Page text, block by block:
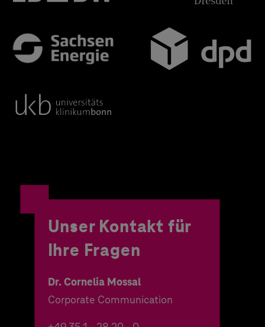
Unser Kontakt für
Ihre Fragen
Dr. Cornelia Mossal
Corporate Communication